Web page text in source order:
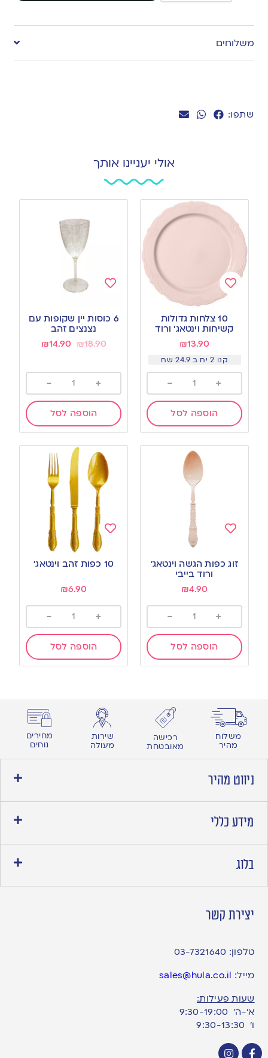
שתפו:
to
wishlist
משלוחים
אולי יעניינו אותך
Add
to
wishlist
10 צלחות גדולות
קשיחות וינטאג׳ ורוד
₪13.90
קנו 2 יח ב 24.9 שח
+
-
הוספה לסל
to
wishlist
6 כוסות יין שקופות עם
נצנצים זהב
₪18.90
₪14.90
+
-
הוספה לסל
to
wishlist
זוג כפות הגשה וינטאג׳
ורוד בייבי
₪4.90
+
-
הוספה לסל
Add
to
10 כפות זהב וינטאג’
₪6.90
+
-
הוספה לסל
משלוח
מהיר
רכישה
מאובטחת
שירות
מעולה
מחירים
נוחים
ניווט מהיר
מידע כללי
בלוג
יצירת קשר
טלפון: 03-7321640
מייל: sales@hula.co.il
שעות פעילות:
א’-ה’ 9:30-19:00
ו׳ 9:30-13:30